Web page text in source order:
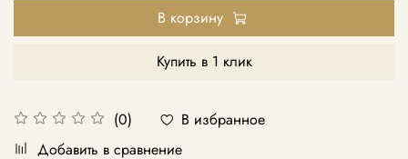
(0)
В избранное
Добавить в сравнение
В корзину
Купить в 1 клик